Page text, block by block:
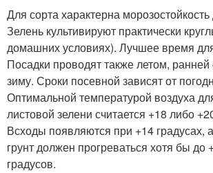
Для сорта характерна
Зелень культивируют практически
домашних условиях). Лучшее время
Посадки проводят также летом,
зиму. Сроки посевной зависят от
Оптимальной температурой воздуха
листовой зелени считается +18 либо
Всходы появляются при +14 градусах,
грунт должен прогреваться хотя бы до
градусов.